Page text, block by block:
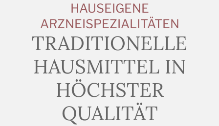
HAUSEIGENE
ARZNEISPEZIALITÄTEN
TRADITIONELLE
HAUSMITTEL IN
HÖCHSTER
QUALITÄT